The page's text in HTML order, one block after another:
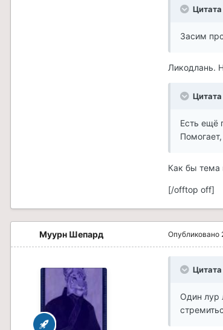
Цитата
Засим
Ликодлань.
Цитата
Есть ещё
Как бы тема
[/offtop off]
Муурн Шепард Опубликовано
Цитата
Один лур